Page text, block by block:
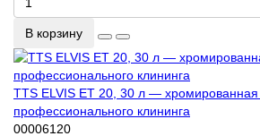
В корзину
TTS ELVIS ET 20, 30 л — хромированная
профессионального клининга
00006120